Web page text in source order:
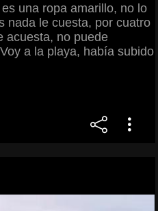
una ropa amarillo, no lo
nada le cuesta, por cuatro
acuesta, no puede
a la playa, había subido